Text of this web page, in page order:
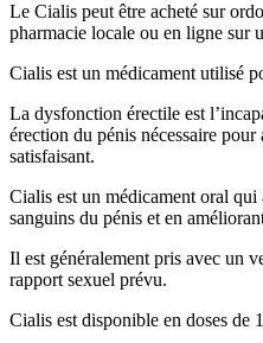
Le Cialis peut être acheté sur
pharmacie locale ou en ligne sur
Cialis est un médicament utilisé
La dysfonction érectile est
érection du pénis nécessaire
satisfaisant.
Cialis est un médicament oral qui
sanguins du pénis et en
Il est généralement pris avec un
rapport sexuel prévu.
Cialis est disponible en doses de